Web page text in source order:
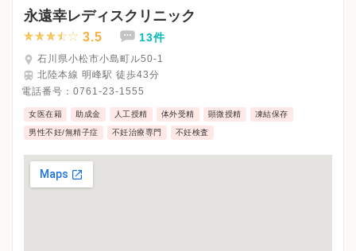
平日午後：19:30
土日： 14:00
永遠幸レディスクリニック
3.5 13件
石川県小松市小島町ル50-1
北陸本線 明峰駅 徒歩43分
電話番号： 0761-23-1555
女医在籍 助成金 人工授精 体外受精 顕微授精 凍結保存
男性不妊/無精子症 不妊治療専門 不妊検査